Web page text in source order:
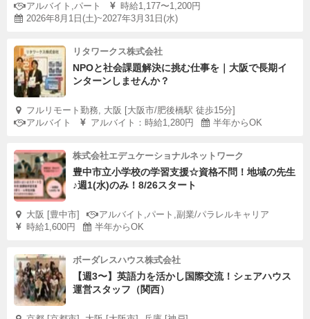
アルバイト,パート
時給1,177〜1,200円
2026年8月1日(土)~2027年3月31日(水)
リタワークス株式会社
NPOと社会課題解決に挑む仕事を｜大阪で長期イ
ンターンしませんか？
フルリモート勤務, 大阪 [大阪市/肥後橋駅 徒歩15分]
アルバイト
アルバイト：時給1,280円 半年からOK
株式会社エデュケーショナルネットワーク
豊中市立小学校の学習支援☆資格不問！地域の先生
♪週1(水)のみ！8/26スタート
大阪 [豊中市]
アルバイト,パート,副業/パラレルキャリア
時給1,600円
半年からOK
ボーダレスハウス株式会社
【週3〜】英語力を活かし国際交流！シェアハウス
運営スタッフ（関西）